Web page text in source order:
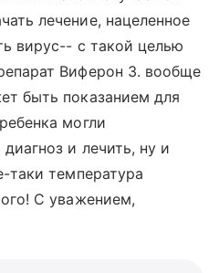
лечение, нацеленное
вирус-- с такой целью
Виферон 3. вообще
быть показанием для
могли
и лечить, ну и
таки температура
С уважением,